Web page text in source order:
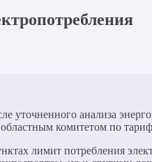
анализа
комитетом по
лимит потребления